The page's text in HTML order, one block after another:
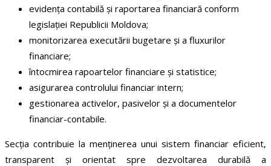
evidența contabilă și raportarea financiară conform
legislației Republicii Moldova;
monitorizarea executării bugetare și a fluxurilor
financiare;
întocmirea rapoartelor financiare și statistice;
asigurarea controlului financiar intern;
gestionarea activelor, pasivelor și a documentelor
financiar-contabile.
Secția contribuie la menținerea unui sistem financiar eficient,
transparent și orientat spre dezvoltarea durabilă a